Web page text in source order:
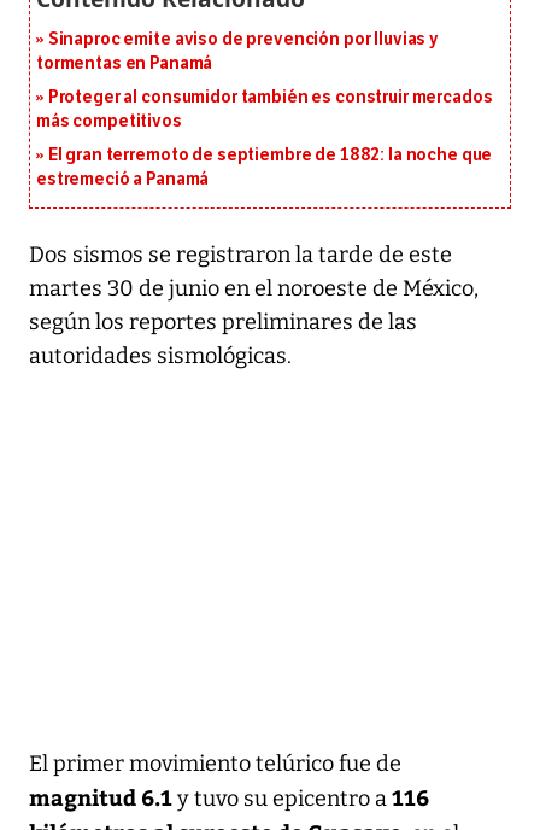
Sinaproc emite aviso de prevención por lluvias y
tormentas en Panamá
Proteger al consumidor también es construir mercados
más competitivos
El gran terremoto de septiembre de 1882: la noche que
estremeció a Panamá
Dos sismos se registraron la tarde de este
martes 30 de junio en el noroeste de México,
según los reportes preliminares de las
autoridades sismológicas.
El primer movimiento telúrico fue de
magnitud 6.1y tuvo su epicentro a116